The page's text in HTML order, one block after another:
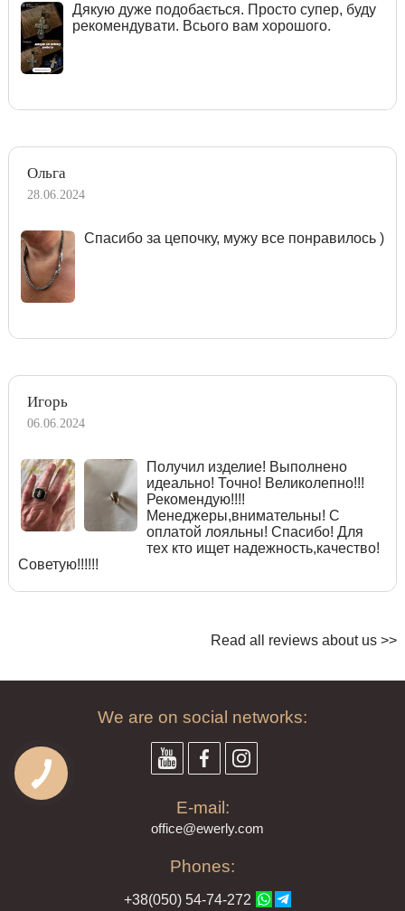
Дякую дуже подобається. Просто супер, буду
рекомендувати. Всього вам хорошого.
Ольга
28.06.2024
Спасибо за цепочку, мужу все понравилось )
Игорь
06.06.2024
Получил изделие! Выполнено
идеально! Точно! Великолепно!!!
Рекомендую!!!!
Менеджеры,внимательны! С
оплатой лояльны! Спасибо! Для
тех кто ищет надежность,качество!
Советую!!!!!!
Read all reviews about us >>
We are on social networks:
E-mail:
office@ewerly.com
Phones:
+38(050) 54-74-272